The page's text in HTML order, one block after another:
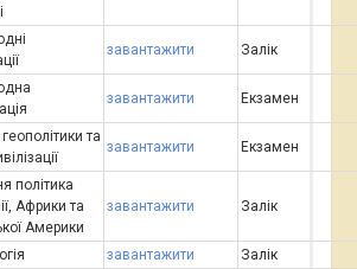
завантажити Залік
завантажити Екзамен
та
завантажити Екзамен
політика
Африки та
Америки
завантажити Залік
завантажити
Залік